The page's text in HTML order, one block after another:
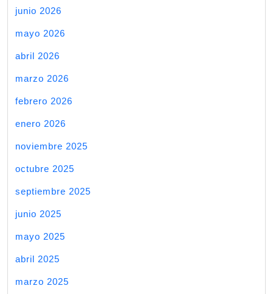
junio 2026
mayo 2026
abril 2026
marzo 2026
febrero 2026
enero 2026
noviembre 2025
octubre 2025
septiembre 2025
junio 2025
mayo 2025
abril 2025
marzo 2025